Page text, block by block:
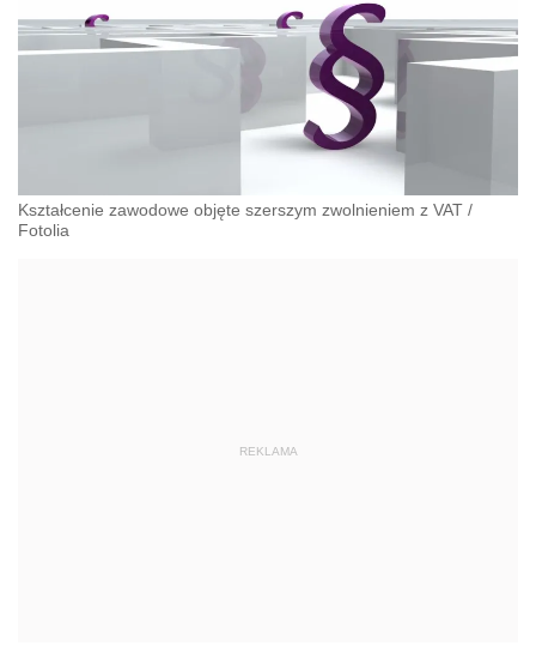
Kształcenie zawodowe objęte szerszym zwolnieniem z VAT /
Fotolia